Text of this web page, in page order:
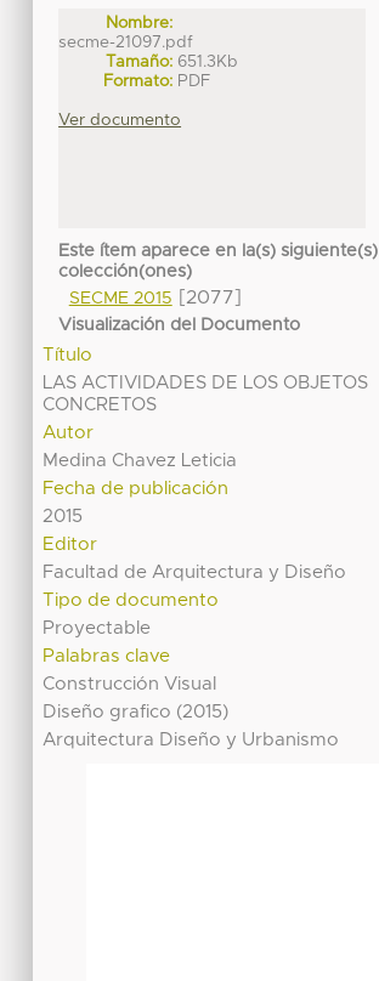
Nombre:
secme-21097.pdf
Tamaño: 651.3Kb
Formato: PDF
Ver documento
Este ítem aparece en la(s) siguiente(s)
colección(ones)
SECME 2015
[2077]
Visualización del Documento
Título
LAS ACTIVIDADES DE LOS OBJETOS
CONCRETOS
Autor
Medina Chavez Leticia
Fecha de publicación
2015
Editor
Facultad de Arquitectura y Diseño
Tipo de documento
Proyectable
Palabras clave
Construcción Visual
Diseño grafico (2015)
Arquitectura Diseño y Urbanismo